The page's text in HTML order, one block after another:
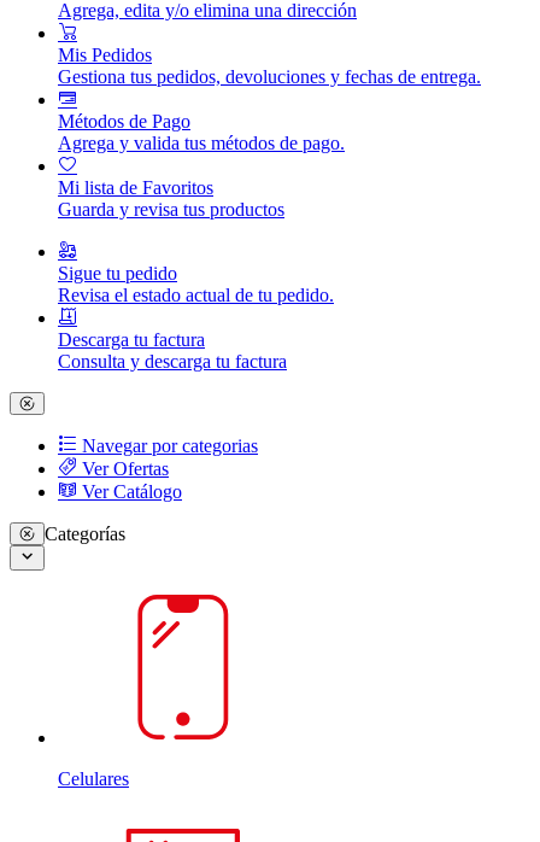
Agrega, edita y/o elimina una dirección
Mis Pedidos
Gestiona tus pedidos, devoluciones y fechas de entrega.
Métodos de Pago
Agrega y valida tus métodos de pago.
Mi lista de Favoritos
Guarda y revisa tus productos
Sigue tu pedido
Revisa el estado actual de tu pedido.
Descarga tu factura
Consulta y descarga tu factura
Navegar por categorias
Ver Ofertas
Ver Catálogo
Categorías
Celulares